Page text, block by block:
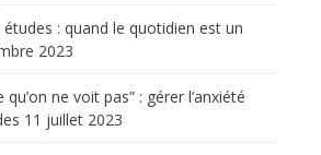
: quand le quotidien est un
2023
qu’on ne voit pas” : gérer l’anxiété
11 juillet 2023